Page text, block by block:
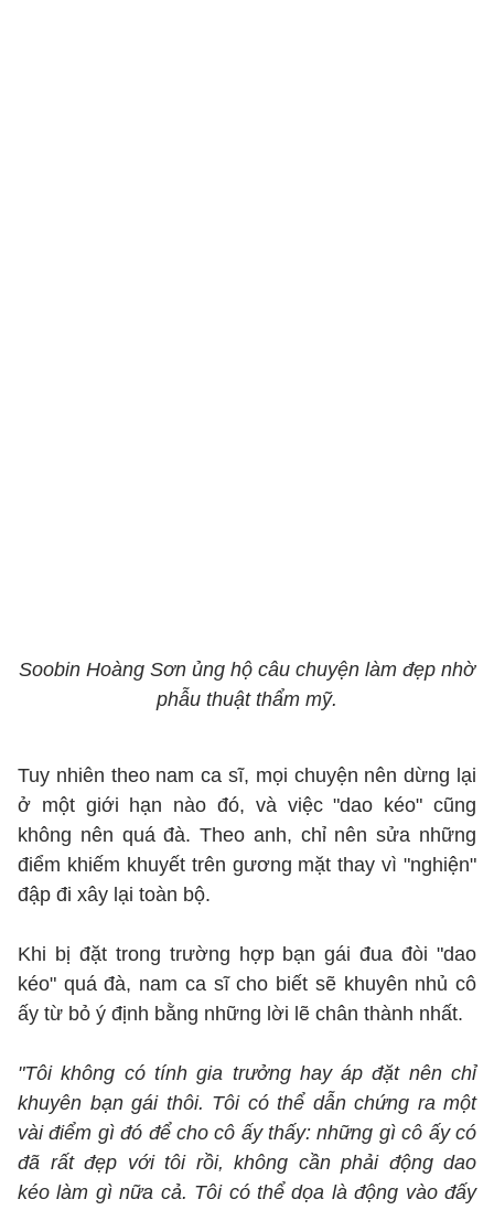
Soobin Hoàng Sơn ủng hộ câu chuyện làm đẹp nhờ
phẫu thuật thẩm mỹ.
Tuy nhiên theo nam ca sĩ, mọi chuyện nên dừng lại
ở một giới hạn nào đó, và việc "dao kéo" cũng
không nên quá đà. Theo anh, chỉ nên sửa những
điểm khiếm khuyết trên gương mặt thay vì "nghiện"
đập đi xây lại toàn bộ.
Khi bị đặt trong trường hợp bạn gái đua đòi "dao
kéo" quá đà, nam ca sĩ cho biết sẽ khuyên nhủ cô
ấy từ bỏ ý định bằng những lời lẽ chân thành nhất.
"Tôi không có tính gia trưởng hay áp đặt nên chỉ
khuyên bạn gái thôi. Tôi có thể dẫn chứng ra một
vài điểm gì đó để cho cô ấy thấy: những gì cô ấy có
đã rất đẹp với tôi rồi, không cần phải động dao
kéo làm gì nữa cả. Tôi có thể dọa là động vào đấy